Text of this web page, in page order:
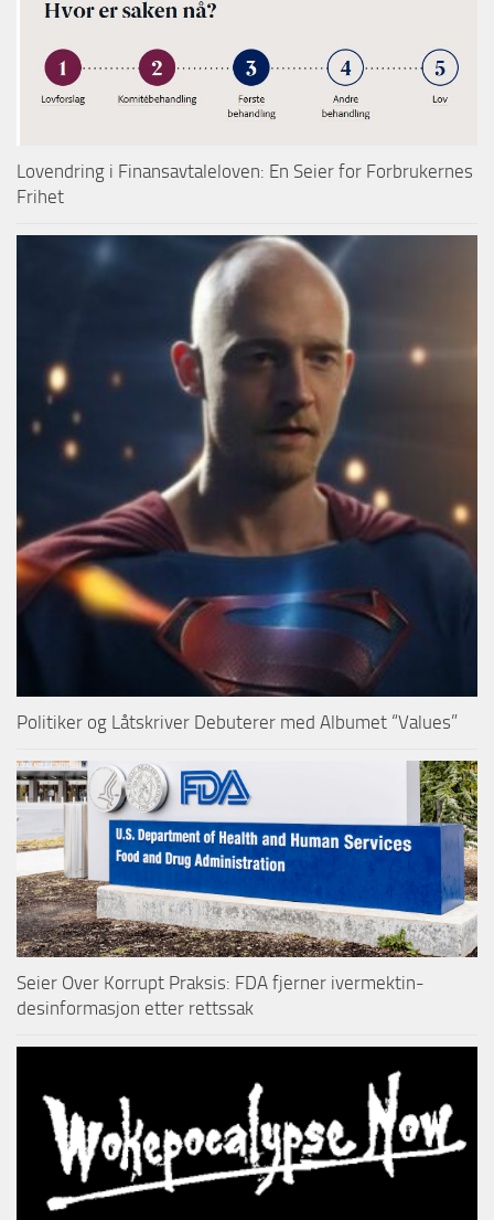
Lovendring i Finansavtaleloven: En Seier for Forbrukernes
Frihet
Politiker og Låtskriver Debuterer med Albumet “Values”
Seier Over Korrupt Praksis: FDA fjerner ivermektin-
desinformasjon etter rettssak